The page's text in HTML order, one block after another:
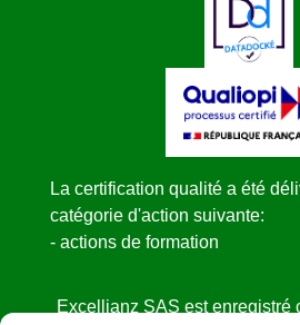
La certification qualité a été
catégorie d'action suivante:
- actions de formation
Excellianz SAS est enregistré